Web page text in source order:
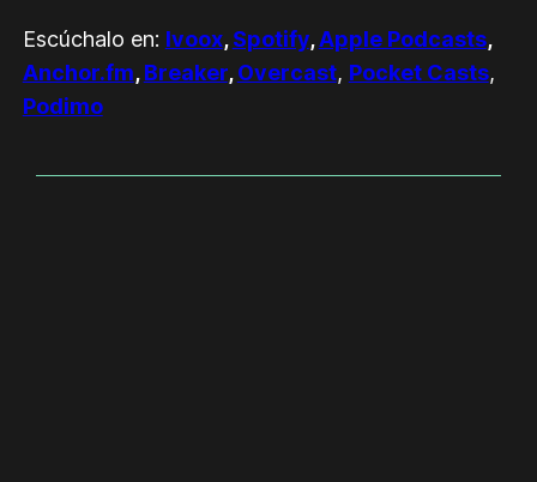
Escúchalo en: Ivoox,Spotify,Apple Podcasts,
Anchor.fm,Breaker,Overcast, Pocket Casts,
Podimo